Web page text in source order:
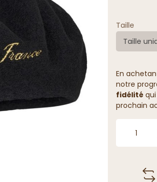
Taille
Taille
En
notre
fidélitéqui
prochain